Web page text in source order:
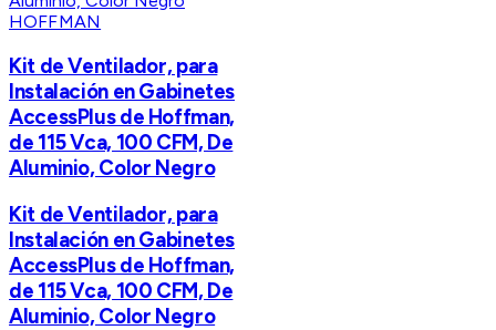
HOFFMAN
Kit de Ventilador, para
Instalación en Gabinetes
AccessPlus de Hoffman,
de 115 Vca, 100 CFM, De
Aluminio, Color Negro
Kit de Ventilador, para
Instalación en Gabinetes
AccessPlus de Hoffman,
de 115 Vca, 100 CFM, De
Aluminio, Color Negro